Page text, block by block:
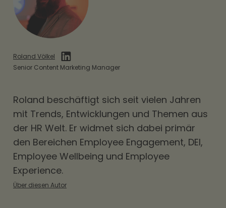
Roland Völkel
Senior Content Marketing Manager
Roland beschäftigt sich seit vielen Jahren
mit Trends, Entwicklungen und Themen aus
der HR Welt. Er widmet sich dabei primär
den Bereichen Employee Engagement, DEI,
Employee Wellbeing und Employee
Experience.
Über diesen Autor